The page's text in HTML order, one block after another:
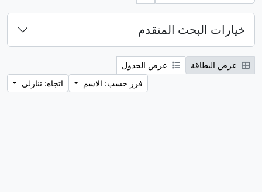
خيارات البحث المتقدم
عرض البطاقة
عرض الجدول
فرز حسب: الاسم
اتجاه: تنازلي